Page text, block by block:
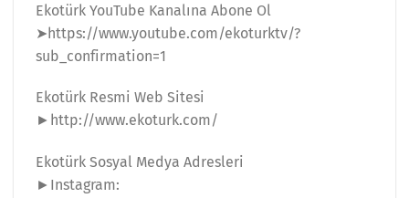
Ekotürk YouTube Kanalına Abone Ol
➤https://www.youtube.com/ekoturktv/?
sub_confirmation=1
Ekotürk Resmi Web Sitesi
►http://www.ekoturk.com/
Ekotürk Sosyal Medya Adresleri
►Instagram: